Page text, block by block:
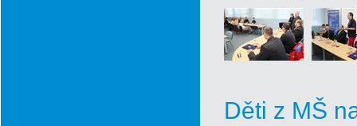
Děti z MŠ